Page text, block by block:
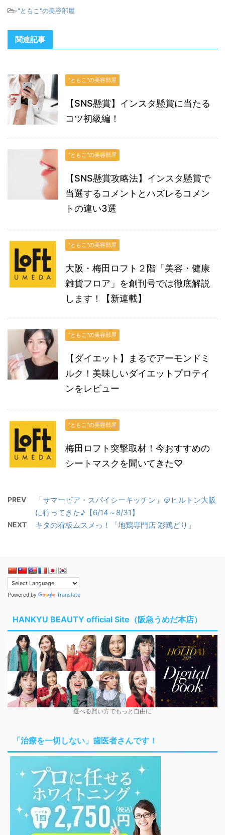
-"ともこ"の美容部屋
関連記事
"ともこ"の美容部屋
【SNS懸賞】インスタ懸賞に当たる
コツ初級編！
"ともこ"の美容部屋
【SNS懸賞攻略法】インスタ懸賞で
当選するコメントとハズレるコメン
トの違い3選
"ともこ"の美容部屋
大阪・梅田ロフト２階「美容・健康
雑貨フロア」を創刊号では徹底解説
します！【新連載】
"ともこ"の美容部屋
【ダイエット】まるでアーモンドミ
ルク！美味しいダイエットプロテイ
ンをレビュー
"ともこ"の美容部屋
梅田ロフト突撃取材！今おすすめの
シートマスクを聞いてきた♡
PREV
「サマービア・スパイシーキッチン」＠ヒルトン大阪
に行ってきた♪【6/14～8/31】
NEXT キタの看板ムスメっ！「地鶏専門店 彩鶏どり」
Powered by Translate
HANKYU BEAUTY official Site（阪急うめだ本店）
選べる買い方でもっと自由に
「治療を一切しない」歯医者さんです！